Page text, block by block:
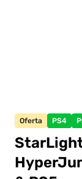
Oferta PS4